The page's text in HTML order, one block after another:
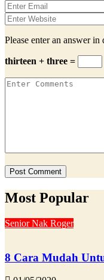
Please enter an answer in
thirteen + three =
Most Popular
Senior Nak Roger
8 Cara Mudah